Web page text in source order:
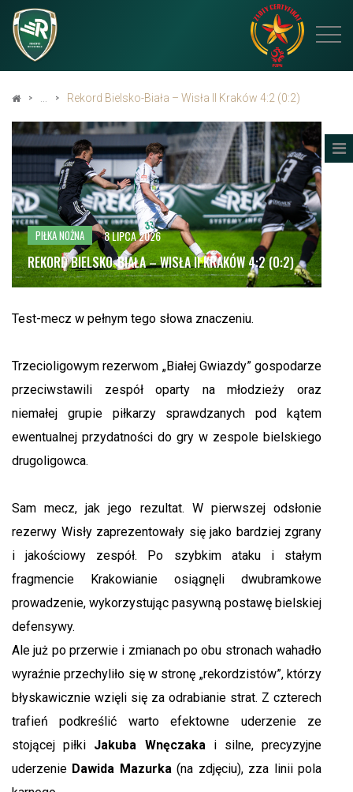
Rekord Bielsko-Biała – Wisła II Kraków 4:2 (0:2)
PIŁKA NOŻNA 8 LIPCA 2026
REKORD BIELSKO-BIAŁA – WISŁA II KRAKÓW 4:2 (0:2)
Test-mecz w pełnym tego słowa znaczeniu.
Trzecioligowym rezerwom „Białej Gwiazdy” gospodarze
przeciwstawili zespół oparty na młodzieży oraz
niemałej grupie piłkarzy sprawdzanych pod kątem
ewentualnej przydatności do gry w zespole bielskiego
drugoligowca.
Sam mecz, jak jego rezultat. W pierwszej odsłonie
rezerwy Wisły zaprezentowały się jako bardziej zgrany
i jakościowy zespół. Po szybkim ataku i stałym
fragmencie Krakowianie osiągnęli dwubramkowe
prowadzenie, wykorzystując pasywną postawę bielskiej
defensywy.
Ale już po przerwie i zmianach po obu stronach wahadło
wyraźnie przechyliło się w stronę „rekordzistów”, którzy
błyskawicznie wzięli się za odrabianie strat. Z czterech
trafień podkreślić warto efektowne uderzenie ze
stojącej piłki Jakuba Wnęczakai silne, precyzyjne
uderzenie Dawida Mazurka(na zdjęciu), zza linii pola